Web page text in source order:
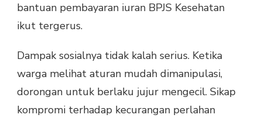
bantuan pembayaran iuran BPJS Kesehatan
ikut tergerus.
Dampak sosialnya tidak kalah serius. Ketika
warga melihat aturan mudah dimanipulasi,
dorongan untuk berlaku jujur mengecil. Sikap
kompromi terhadap kecurangan perlahan